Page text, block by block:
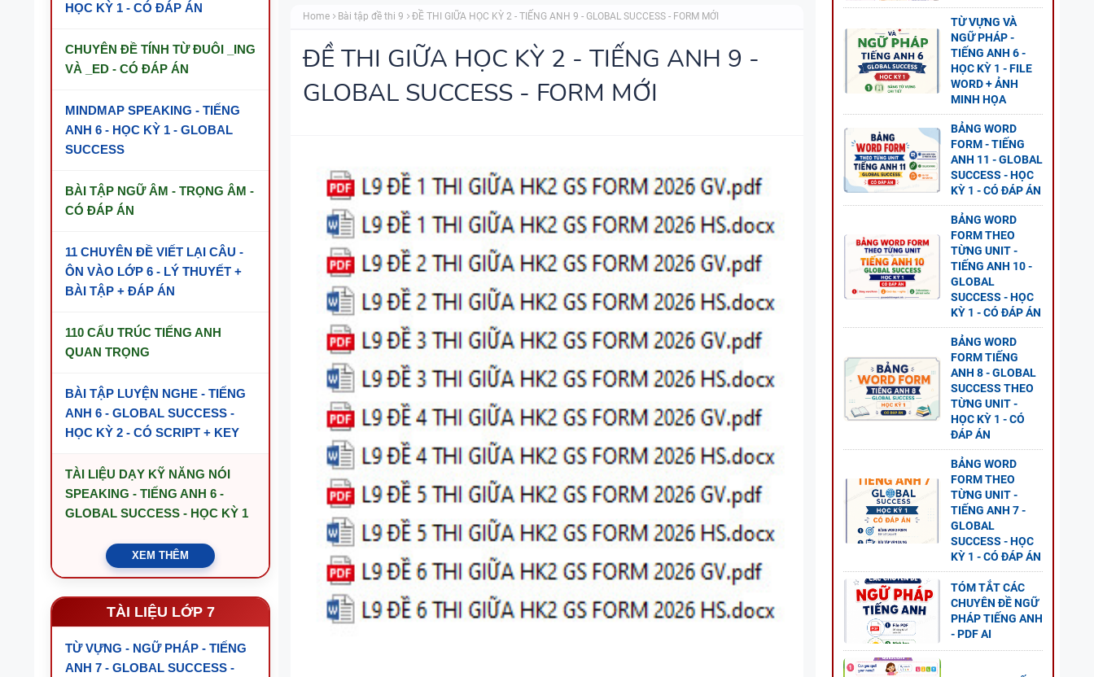
HỌC KỲ 1 - CÓ ĐÁP ÁN
CHUYÊN ĐỀ TÍNH TỪ ĐUÔI _ING
VÀ _ED - CÓ ĐÁP ÁN
MINDMAP SPEAKING - TIẾNG
ANH 6 - HỌC KỲ 1 - GLOBAL
SUCCESS
BÀI TẬP NGỮ ÂM - TRỌNG ÂM -
CÓ ĐÁP ÁN
11 CHUYÊN ĐỀ VIẾT LẠI CÂU -
ÔN VÀO LỚP 6 - LÝ THUYẾT +
BÀI TẬP + ĐÁP ÁN
110 CẤU TRÚC TIẾNG ANH
QUAN TRỌNG
BÀI TẬP LUYỆN NGHE - TIẾNG
ANH 6 - GLOBAL SUCCESS -
HỌC KỲ 2 - CÓ SCRIPT + KEY
TÀI LIỆU DẠY KỸ NĂNG NÓI
SPEAKING - TIẾNG ANH 6 -
GLOBAL SUCCESS - HỌC KỲ 1
XEM THÊM
TÀI LIỆU LỚP 7
TỪ VỰNG - NGỮ PHÁP - TIẾNG
ANH 7 - GLOBAL SUCCESS -
UNIT - TIẾNG ANH 7 - GLOBAL
SUCCESS - HỌC KỲ 1 - CÓ ĐÁP ÁN
SPEAKING TIẾNG ANH 3
SPEAKING - TIẾNG ANH 4 -
CAMBRIDGE
SPEAKING WHEEL - TIẾNG ANH 5 -
Home Bài tập đề thi 9 ĐỀ THI GIỮA HỌC KỲ 2 - TIẾNG ANH 9 - GLOBAL SUCCESS - FORM MỚI
ĐỀ THI GIỮA HỌC KỲ 2 - TIẾNG ANH 9 -
GLOBAL SUCCESS - FORM MỚI
TỪ VỰNG VÀ
NGỮ PHÁP -
TIẾNG ANH 6 -
HỌC KỲ 1 - FILE
WORD + ẢNH
MINH HỌA
BẢNG WORD
FORM - TIẾNG
ANH 11 - GLOBAL
SUCCESS - HỌC
KỲ 1 - CÓ ĐÁP ÁN
BẢNG WORD
FORM THEO
TỪNG UNIT -
TIẾNG ANH 10 -
GLOBAL
SUCCESS - HỌC
KỲ 1 - CÓ ĐÁP ÁN
BẢNG WORD
FORM TIẾNG
ANH 8 - GLOBAL
SUCCESS THEO
TỪNG UNIT -
HỌC KỲ 1 - CÓ
ĐÁP ÁN
BẢNG WORD
FORM THEO
TỪNG UNIT -
TIẾNG ANH 7 -
GLOBAL
SUCCESS - HỌC
KỲ 1 - CÓ ĐÁP ÁN
TÓM TẮT CÁC
CHUYÊN ĐỀ NGỮ
PHÁP TIẾNG ANH
- PDF AI